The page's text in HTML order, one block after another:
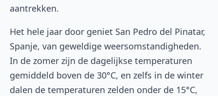
aantrekken.
Het hele jaar door geniet San Pedro del Pinatar,
Spanje, van geweldige weersomstandigheden.
In de zomer zijn de dagelijkse temperaturen
gemiddeld boven de 30°C, en zelfs in de winter
dalen de temperaturen zelden onder de 15°C,